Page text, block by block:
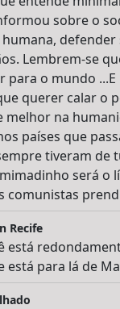
sobre o
Lembrem-se
para o mundo
querer calar o
na
países que
tiveram de
será o
comunistas
Recife
está
está para lá de